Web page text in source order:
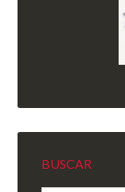
BUSCAR